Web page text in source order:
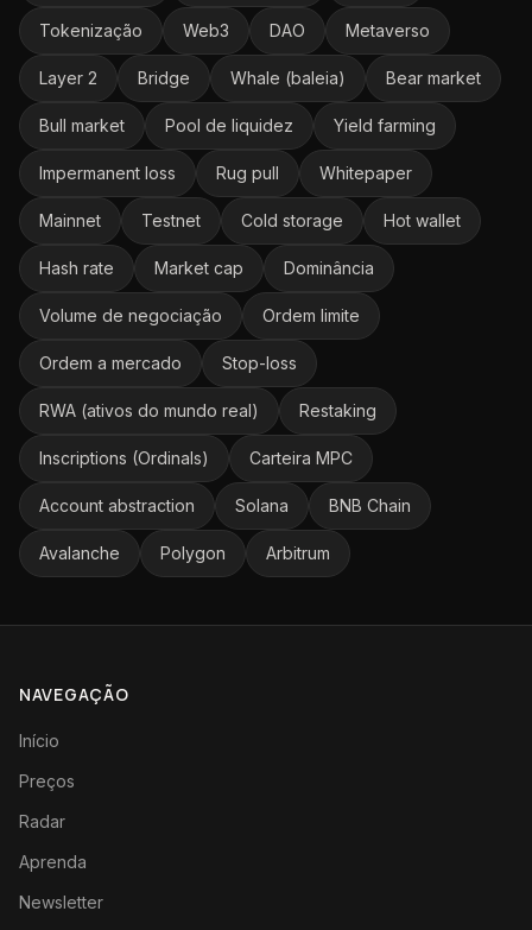
Tokenização Web3 DAO Metaverso
Layer 2 Bridge Whale (baleia) Bear market
Bull market Pool de liquidez Yield farming
Impermanent loss Rug pull Whitepaper
Mainnet Testnet Cold storage Hot wallet
Hash rate Market cap Dominância
Volume de negociação Ordem limite
Ordem a mercado Stop-loss
RWA (ativos do mundo real) Restaking
Inscriptions (Ordinals) Carteira MPC
Account abstraction Solana BNB Chain
Avalanche Polygon Arbitrum
NAVEGAÇÃO
Início
Preços
Radar
Aprenda
Newsletter